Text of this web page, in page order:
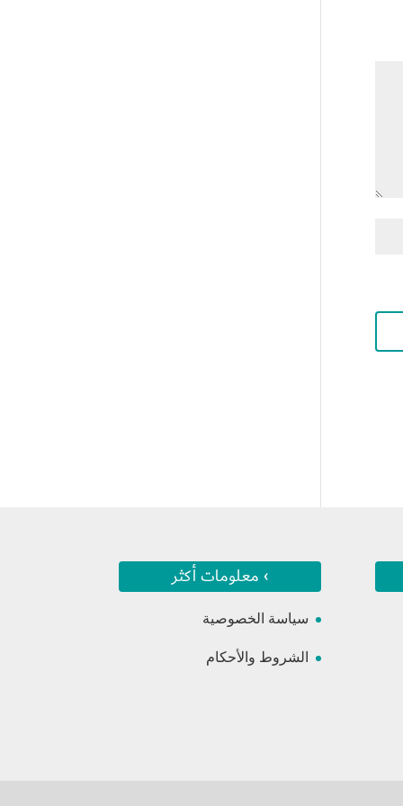
› معلومات أكثر
سياسة الخصوصية
الشروط والأحكام